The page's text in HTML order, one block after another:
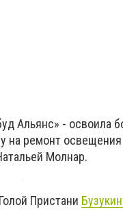
Альянс» - освоила
на ремонт
Молнар.
Пристани